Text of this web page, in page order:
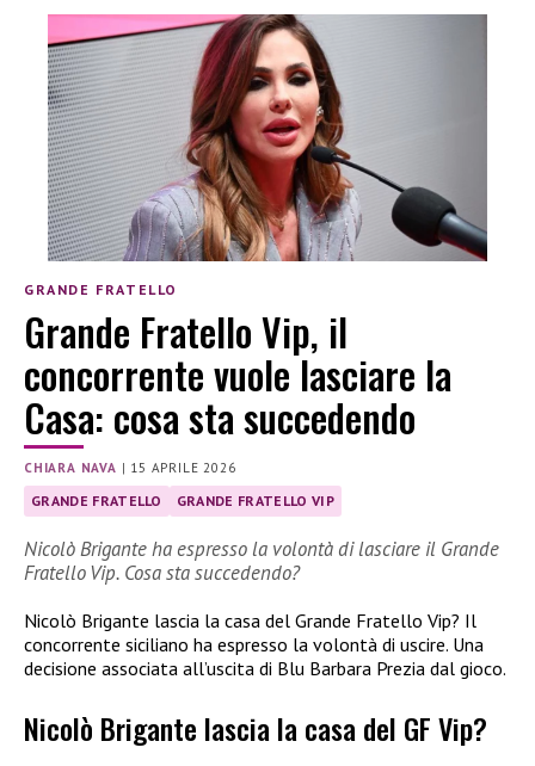
GRANDE FRATELLO
Grande Fratello Vip, il
concorrente vuole lasciare la
Casa: cosa sta succedendo
CHIARA NAVA | 15 APRILE 2026
GRANDE FRATELLO GRANDE FRATELLO VIP
Nicolò Brigante ha espresso la volontà di lasciare il Grande
Fratello Vip. Cosa sta succedendo?
Nicolò Brigante lascia la casa del Grande Fratello Vip? Il
concorrente siciliano ha espresso la volontà di uscire. Una
decisione associata all’uscita di Blu Barbara Prezia dal gioco.
Nicolò Brigante lascia la casa del GF Vip?